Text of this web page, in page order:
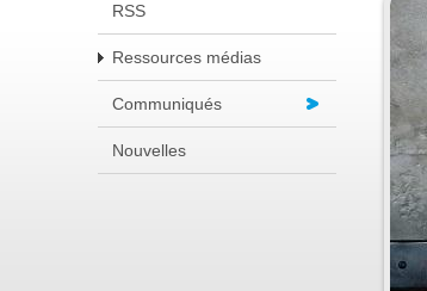
RSS
Ressources médias
Communiqués
Nouvelles